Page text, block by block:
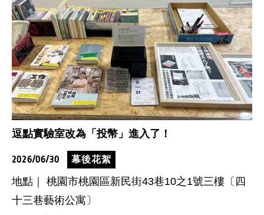
逗點實驗室改為「投幣」進入了！
2026/06/30 幕後花絮
地點｜ 桃園市桃園區新民街43巷10之1號三樓〔四
十三巷藝術公寓〕